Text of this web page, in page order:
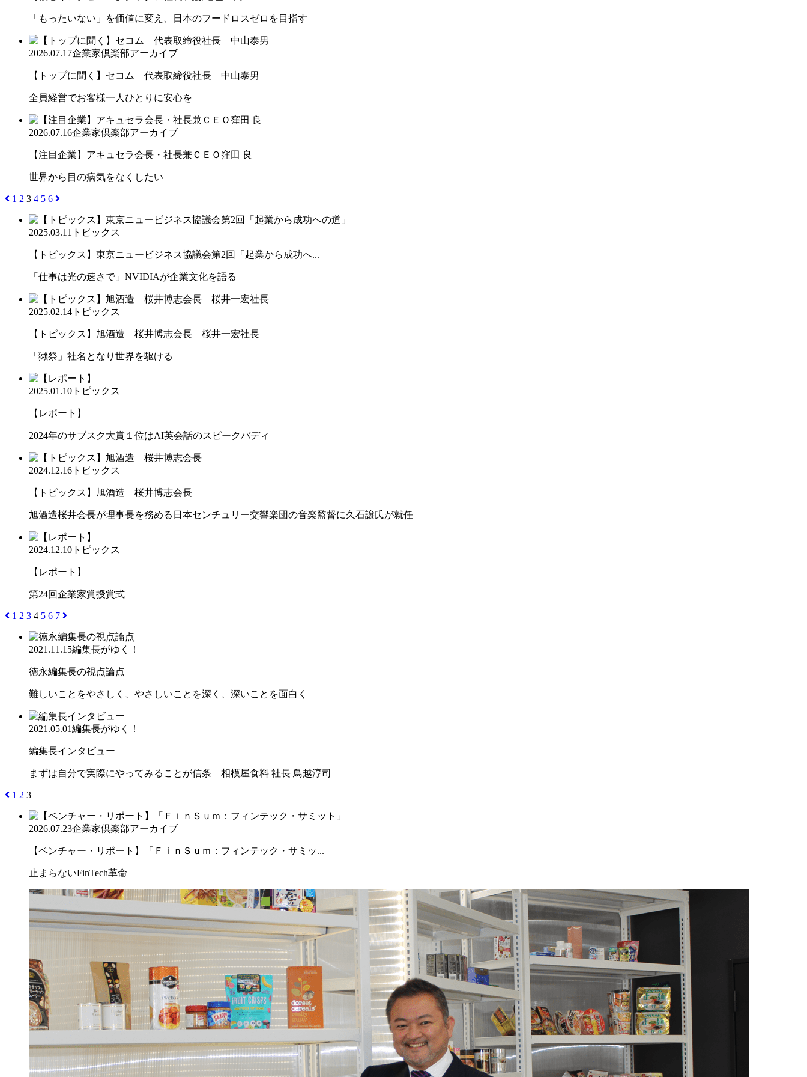
「もったいない」を価値に変え、日本のフードロスゼロを目指す
2026.07.17企業家倶楽部アーカイブ
【トップに聞く】セコム 代表取締役社長 中山泰男
全員経営でお客様一人ひとりに安心を
2026.07.16企業家倶楽部アーカイブ
【注目企業】アキュセラ会長・社長兼ＣＥＯ窪田 良
世界から目の病気をなくしたい
1 2 3 4 5 6
2025.03.11 トピックス
【トピックス】東京ニュービジネス協議会第2回「起業から成功へ...
「仕事は光の速さで」NVIDIAが企業文化を語る
2025.02.14 トピックス
【トピックス】旭酒造 桜井博志会長 桜井一宏社長
「獺祭」社名となり世界を駆ける
2025.01.10 トピックス
【レポート】
2024年のサブスク大賞１位はAI英会話のスピークバディ
2024.12.16 トピックス
【トピックス】旭酒造 桜井博志会長
旭酒造桜井会長が理事長を務める日本センチュリー交響楽団の音楽監督に久石譲氏が就任
2024.12.10 トピックス
【レポート】
第24回企業家賞授賞式
1 2 3 4 5 6 7
2021.11.15編集長がゆく！
徳永編集長の視点論点
難しいことをやさしく、やさしいことを深く、深いことを面白く
2021.05.01編集長がゆく！
編集長インタビュー
まずは自分で実際にやってみることが信条 相模屋食料 社長 鳥越淳司
1 2 3
2026.07.23企業家倶楽部アーカイブ
【ベンチャー・リポート】「ＦｉｎＳｕｍ：フィンテック・サミッ...
止まらないFinTech革命